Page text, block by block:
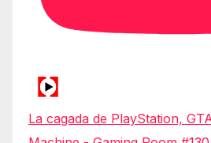
La cagada de PlayStation,